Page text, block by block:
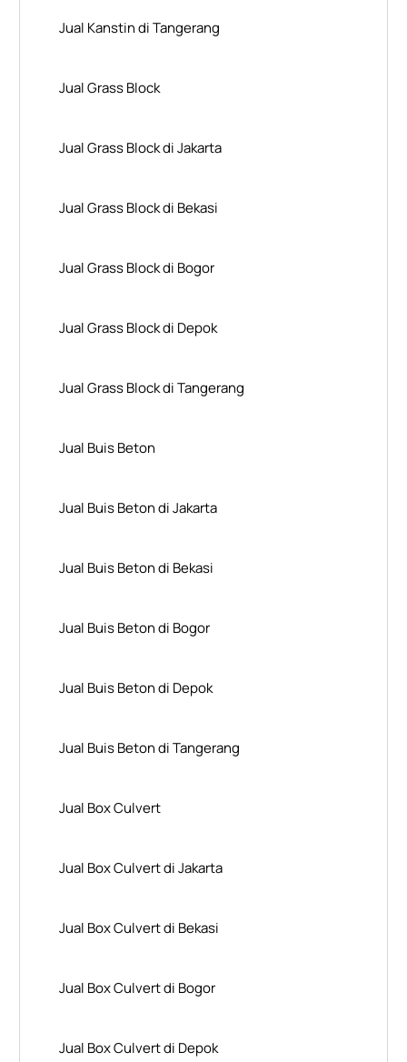
Jual Kanstin di Tangerang
Jual Grass Block
Jual Grass Block di Jakarta
Jual Grass Block di Bekasi
Jual Grass Block di Bogor
Jual Grass Block di Depok
Jual Grass Block di Tangerang
Jual Buis Beton
Jual Buis Beton di Jakarta
Jual Buis Beton di Bekasi
Jual Buis Beton di Bogor
Jual Buis Beton di Depok
Jual Buis Beton di Tangerang
Jual Box Culvert
Jual Box Culvert di Jakarta
Jual Box Culvert di Bekasi
Jual Box Culvert di Bogor
Jual Box Culvert di Depok